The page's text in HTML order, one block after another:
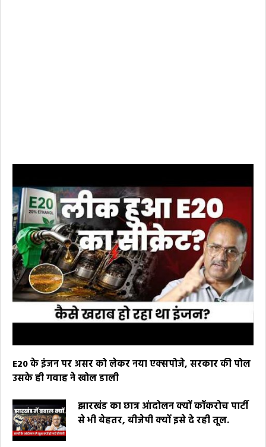
E20 के इंजन पर असर को लेकर नया एक्सपोजे, सरकार की पोल
उसके ही गवाह ने खोल डाली
झारखंड का छात्र आंदोलन क्यों कॉकरोच पार्टी
से भी बेहतर, बीजेपी क्यों इसे दे रही तूल.